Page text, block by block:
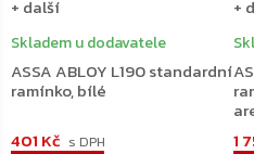
ASSA ABLOY L190 standardní
ramínko, bílé
Skladem u dodavatele
401 Kč
+ další
1
+